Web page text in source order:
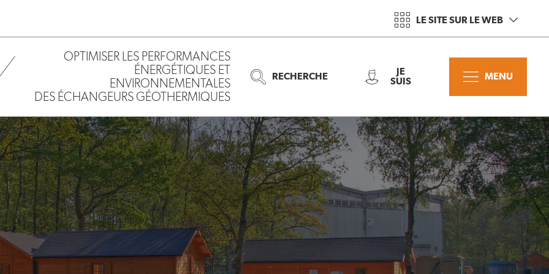
LE SITE SUR LE WEB
OPTIMISER LES PERFORMANCES
ÉNERGÉTIQUES ET
ENVIRONNEMENTALES
DES ÉCHANGEURS GÉOTHERMIQUES
RECHERCHE
JE
SUIS
MENU